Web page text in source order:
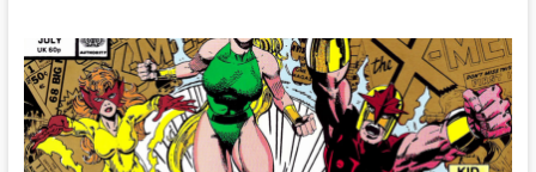
de
Los
Nuevos
Guerreros